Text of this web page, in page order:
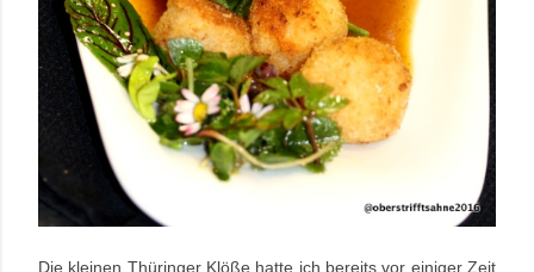
Die kleinen Thüringer Klöße hatte ich bereits vor einiger Zeit